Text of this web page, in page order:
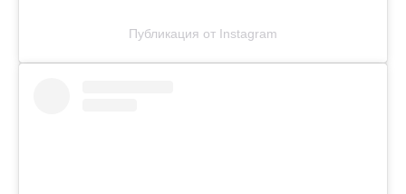
Публикация от Instagram